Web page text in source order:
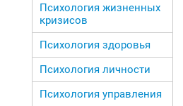
Психология жизненных
кризисов
Психология здоровья
Психология личности
Психология управления